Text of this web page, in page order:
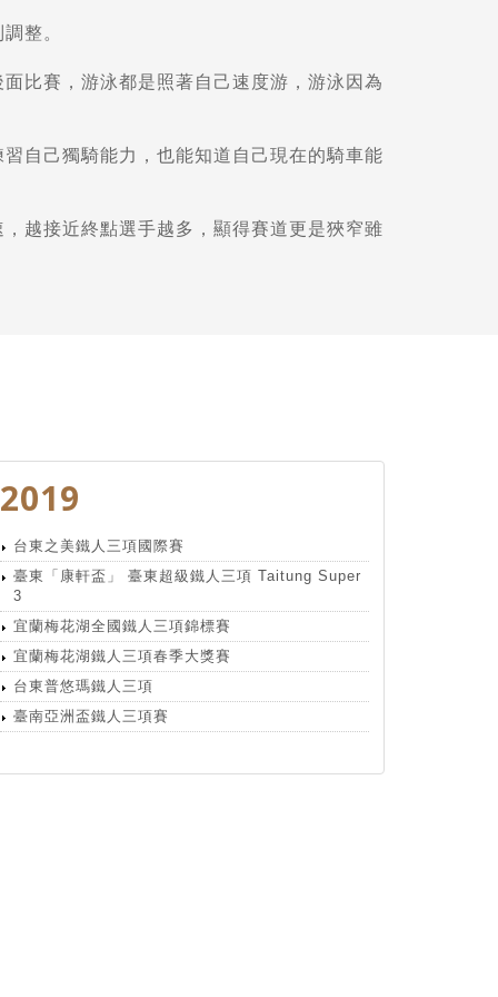
整。
比賽，游泳都是照著自己速度游，游泳因為
自己獨騎能力，也能知道自己現在的騎車能
越接近終點選手越多，顯得賽道更是狹窄雖
2019
台東之美鐵人三項國際賽
臺東「康軒盃」 臺東超級鐵人三項 Taitung Super
3
宜蘭梅花湖全國鐵人三項錦標賽
宜蘭梅花湖鐵人三項春季大獎賽
台東普悠瑪鐵人三項
臺南亞洲盃鐵人三項賽